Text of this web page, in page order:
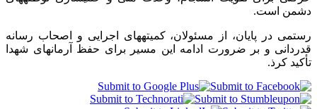
دشمن است.
رستمی در پایان، از مسئولان، کمیتههای اجرایی و اصحاب رسانه
قدردانی و بر ضرورت ادامه این مسیر برای حفظ آرمانهای شهدا
تأکید کرذ.